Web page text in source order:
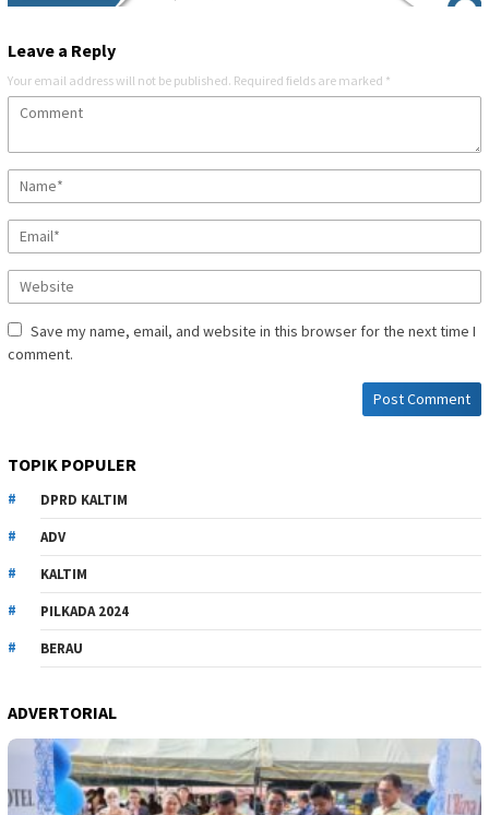
Leave a Reply
Your email address will not be published. Required fields are marked *
Save my name, email, and website in this browser for the next time I
comment.
TOPIK POPULER
DPRD KALTIM
ADV
KALTIM
PILKADA 2024
BERAU
ADVERTORIAL